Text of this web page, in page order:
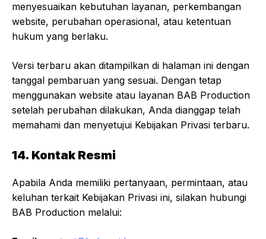
menyesuaikan kebutuhan layanan, perkembangan
website, perubahan operasional, atau ketentuan
hukum yang berlaku.
Versi terbaru akan ditampilkan di halaman ini dengan
tanggal pembaruan yang sesuai. Dengan tetap
menggunakan website atau layanan BAB Production
setelah perubahan dilakukan, Anda dianggap telah
memahami dan menyetujui Kebijakan Privasi terbaru.
14. Kontak Resmi
Apabila Anda memiliki pertanyaan, permintaan, atau
keluhan terkait Kebijakan Privasi ini, silakan hubungi
BAB Production melalui: